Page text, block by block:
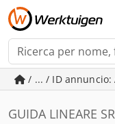
/ ... / ID annuncio:
GUIDA LINEARE